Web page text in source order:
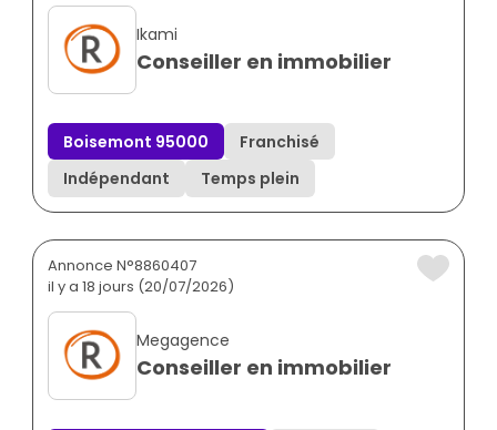
Ikami
Conseiller en immobilier
Boisemont 95000
Franchisé
Indépendant
Temps plein
Annonce N°8860407
il y a 18 jours (20/07/2026)
Megagence
Conseiller en immobilier